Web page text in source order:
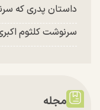
داستان پدری که
سرنوشت کلثوم
مجله